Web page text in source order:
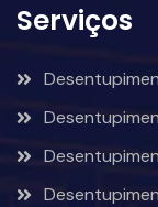
Serviços